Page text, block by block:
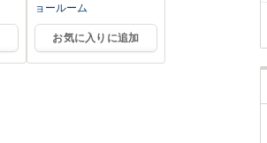
ョールーム
お気に入りに追加